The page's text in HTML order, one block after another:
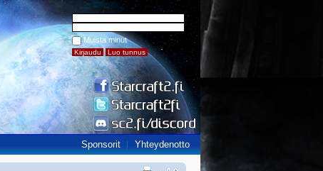
Muista minut
Sponsorit Yhteydenotto